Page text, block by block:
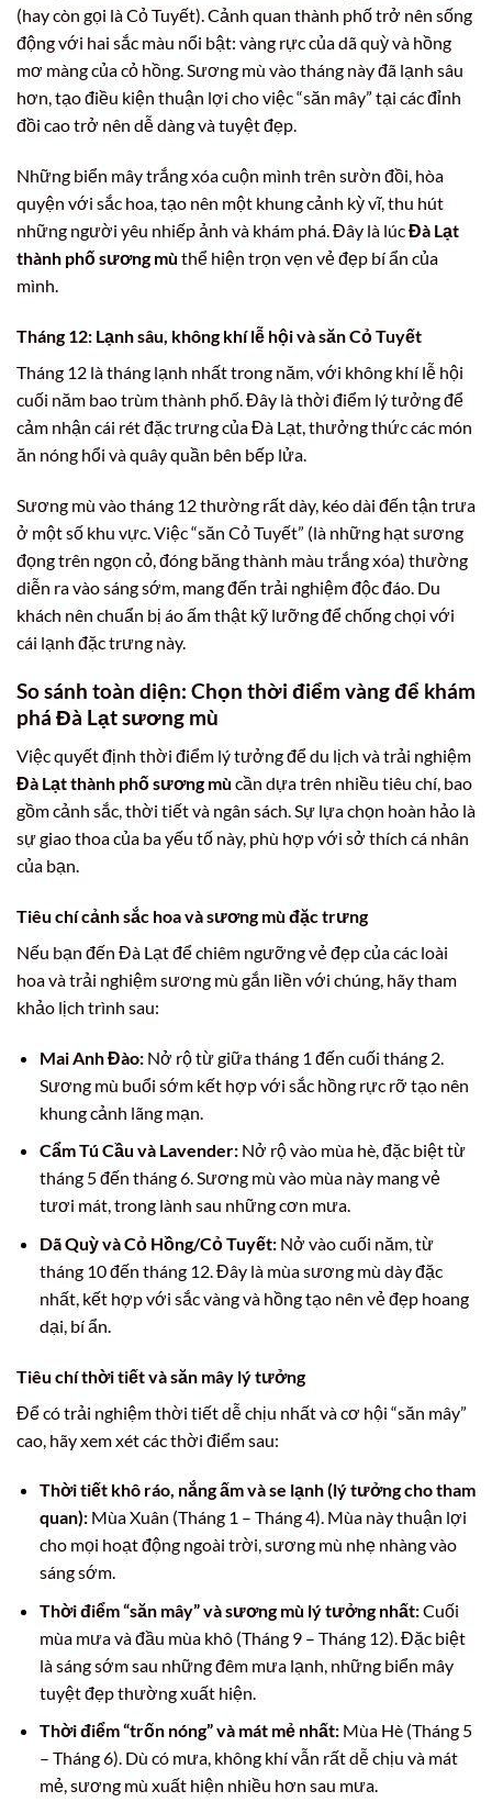
(hay còn gọi là Cỏ Tuyết). Cảnh quan thành phố trở nên sống
động với hai sắc màu nổi bật: vàng rực của dã quỳ và hồng
mơ màng của cỏ hồng. Sương mù vào tháng này đã lạnh sâu
hơn, tạo điều kiện thuận lợi cho việc “săn mây” tại các đỉnh
đồi cao trở nên dễ dàng và tuyệt đẹp.
Những biển mây trắng xóa cuộn mình trên sườn đồi, hòa
quyện với sắc hoa, tạo nên một khung cảnh kỳ vĩ, thu hút
những người yêu nhiếp ảnh và khám phá. Đây là lúcĐà Lạt
thành phố sương mù thể hiện trọn vẹn vẻ đẹp bí ẩn của
mình.
Tháng 12: Lạnh sâu, không khí lễ hội và săn Cỏ Tuyết
Tháng 12 là tháng lạnh nhất trong năm, với không khí lễ hội
cuối năm bao trùm thành phố. Đây là thời điểm lý tưởng để
cảm nhận cái rét đặc trưng của Đà Lạt, thưởng thức các món
ăn nóng hổi và quây quần bên bếp lửa.
Sương mù vào tháng 12 thường rất dày, kéo dài đến tận trưa
ở một số khu vực. Việc “săn Cỏ Tuyết” (là những hạt sương
đọng trên ngọn cỏ, đóng băng thành màu trắng xóa) thường
diễn ra vào sáng sớm, mang đến trải nghiệm độc đáo. Du
khách nên chuẩn bị áo ấm thật kỹ lưỡng để chống chọi với
cái lạnh đặc trưng này.
So sánh toàn diện: Chọn thời điểm vàng để khám
phá Đà Lạt sương mù
Việc quyết định thời điểm lý tưởng để du lịch và trải nghiệm
Đà Lạt thành phố sương mù cần dựa trên nhiều tiêu chí, bao
gồm cảnh sắc, thời tiết và ngân sách. Sự lựa chọn hoàn hảo là
sự giao thoa của ba yếu tố này, phù hợp với sở thích cá nhân
của bạn.
Tiêu chí cảnh sắc hoa và sương mù đặc trưng
Nếu bạn đến Đà Lạt để chiêm ngưỡng vẻ đẹp của các loài
hoa và trải nghiệm sương mù gắn liền với chúng, hãy tham
khảo lịch trình sau:
Mai Anh Đào:Nở rộ từ giữa tháng 1 đến cuối tháng 2.
Sương mù buổi sớm kết hợp với sắc hồng rực rỡ tạo nên
khung cảnh lãng mạn.
Cẩm Tú Cầu và Lavender:Nở rộ vào mùa hè, đặc biệt từ
tháng 5 đến tháng 6. Sương mù vào mùa này mang vẻ
tươi mát, trong lành sau những cơn mưa.
Dã Quỳ và Cỏ Hồng/Cỏ Tuyết:Nở vào cuối năm, từ
tháng 10 đến tháng 12. Đây là mùa sương mù dày đặc
nhất, kết hợp với sắc vàng và hồng tạo nên vẻ đẹp hoang
dại, bí ẩn.
Tiêu chí thời tiết và săn mây lý tưởng
Để có trải nghiệm thời tiết dễ chịu nhất và cơ hội “săn mây”
cao, hãy xem xét các thời điểm sau:
Thời tiết khô ráo, nắng ấm và se lạnh (lý tưởng cho tham
quan):Mùa Xuân (Tháng 1 – Tháng 4). Mùa này thuận lợi
cho mọi hoạt động ngoài trời, sương mù nhẹ nhàng vào
sáng sớm.
Thời điểm “săn mây” và sương mù lý tưởng nhất:Cuối
mùa mưa và đầu mùa khô (Tháng 9 – Tháng 12). Đặc biệt
là sáng sớm sau những đêm mưa lạnh, những biển mây
tuyệt đẹp thường xuất hiện.
Thời điểm “trốn nóng” và mát mẻ nhất:Mùa Hè (Tháng 5
– Tháng 6). Dù có mưa, không khí vẫn rất dễ chịu và mát
mẻ, sương mù xuất hiện nhiều hơn sau mưa.